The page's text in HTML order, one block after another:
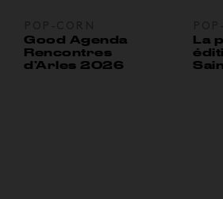
Good Agenda
Rencontres
d’Arles 2026
La